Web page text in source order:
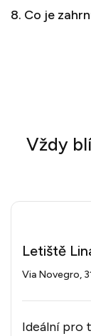
8. Co je
Vždy
Letiště
Via Novegro,
Ideální pro